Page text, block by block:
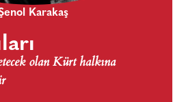
Karakaş
olan Kürt halkına